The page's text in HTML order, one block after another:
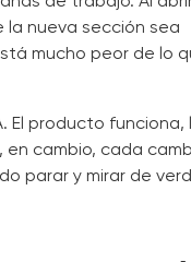
la nueva sección sea
mucho peor de lo
El producto funciona,
en cambio, cada
parar y mirar de